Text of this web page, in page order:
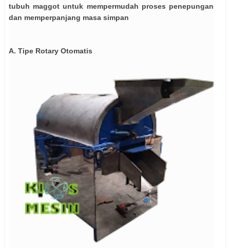
tubuh maggot untuk mempermudah proses penepungan
dan memperpanjang masa simpan
A. Tipe Rotary Otomatis